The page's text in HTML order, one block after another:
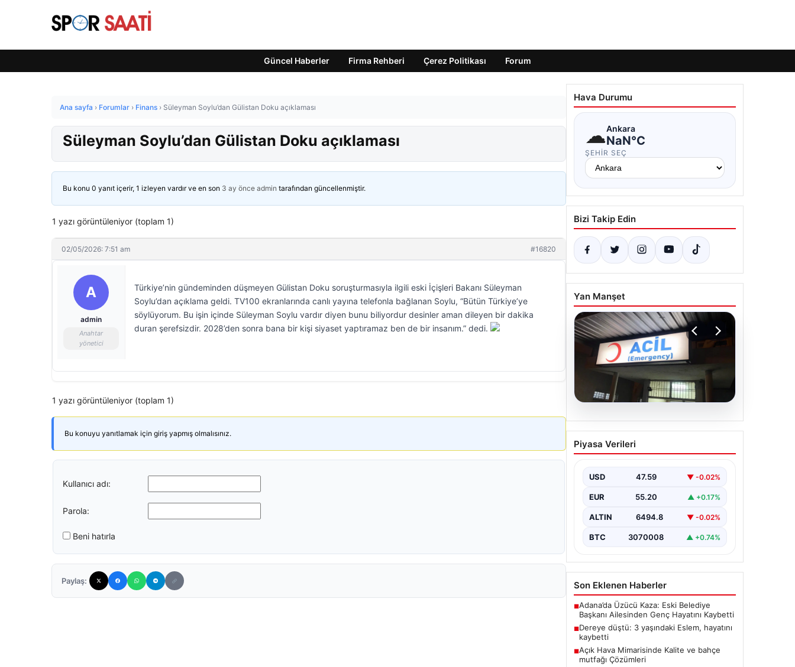
Güncel Haberler Firma Rehberi Çerez Politikası Forum
Ana sayfa › Forumlar › Finans › Süleyman Soylu’dan Gülistan Doku açıklaması
Süleyman Soylu’dan Gülistan Doku açıklaması
Bu konu 0 yanıt içerir, 1 izleyen vardır ve en son 3 ay önce admin tarafından güncellenmiştir.
1 yazı görüntüleniyor (toplam 1)
02/05/2026: 7:51 am #16820
A
admin
Anahtar
yönetici
Türkiye’nin gündeminden düşmeyen Gülistan Doku soruşturmasıyla ilgili eski İçişleri Bakanı Süleyman
Soylu’dan açıklama geldi. TV100 ekranlarında canlı yayına telefonla bağlanan Soylu, “Bütün Türkiye’ye
söylüyorum. Bu işin içinde Süleyman Soylu vardır diyen bunu biliyordur desinler aman dileyen bir dakika
duran şerefsizdir. 2028’den sonra bana bir kişi siyaset yaptıramaz ben de bir insanım.” dedi.
1 yazı görüntüleniyor (toplam 1)
Bu konuyu yanıtlamak için giriş yapmış olmalısınız.
Kullanıcı adı:
Parola:
Beni hatırla
Paylaş:
Hava Durumu
☁Ankara
NaN°C
ŞEHIR SEÇ
Bizi Takip Edin
Yan Manşet
05.08.2026
Dereye düştü: 3 yaşındaki
Eslem, hayatını kaybetti
Piyasa Verileri
USD 47.59 ▼ -0.02%
EUR 55.20 ▲ +0.17%
ALTIN 6494.8 ▼ -0.02%
BTC 3070008 ▲ +0.74%
Son Eklenen Haberler
■Adana’da Üzücü Kaza: Eski Belediye
Başkanı Ailesinden Genç Hayatını Kaybetti
■Dereye düştü: 3 yaşındaki Eslem, hayatını
kaybetti
■Açık Hava Mimarisinde Kalite ve bahçe
mutfağı Çözümleri